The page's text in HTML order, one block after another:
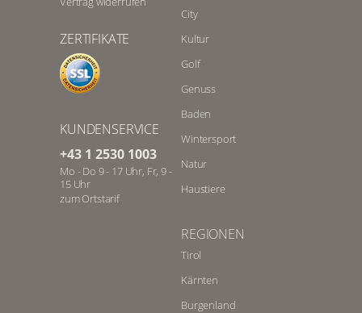
ZERTIFIKATE
KUNDENSERVICE
+43 1 2530 1003
Mo - Do 9 - 17 Uhr, Fr, 9 -
15 Uhr
zum Ortstarif
City
Kultur
Golf
Genuss
Baden
Wintersport
Natur
Haustiere
REGIONEN
Tirol
Kärnten
Burgenland